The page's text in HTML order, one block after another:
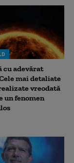
cu adevărat
mai detaliate
vreodată
un fenomen